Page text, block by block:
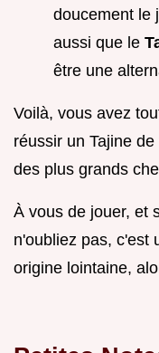
doucement le
aussi que le
être une
Voilà, vous avez
réussir un Tajine
des plus grands
À vous de jouer, et
n'oubliez pas, c'est
origine lointaine,